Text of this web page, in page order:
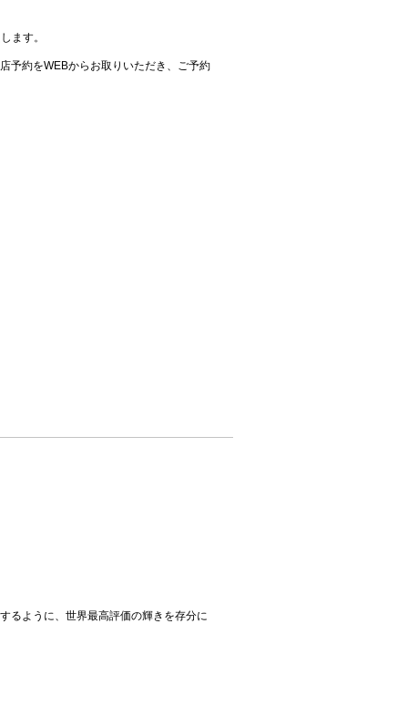
ます。
予約をWEBからお取りいただき、ご予約
るように、世界最高評価の輝きを存分に